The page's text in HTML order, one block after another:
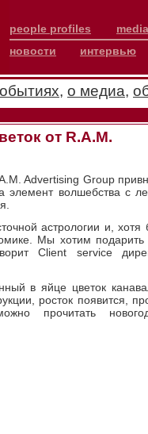
people profiles
новости
интервью
, о медиа,
от R.A.M.
Advertising Group
элемент волшебства с
астрологии и, хотя
Мы хотим
Client service
в яйце цветок
росток появится,
прочитать